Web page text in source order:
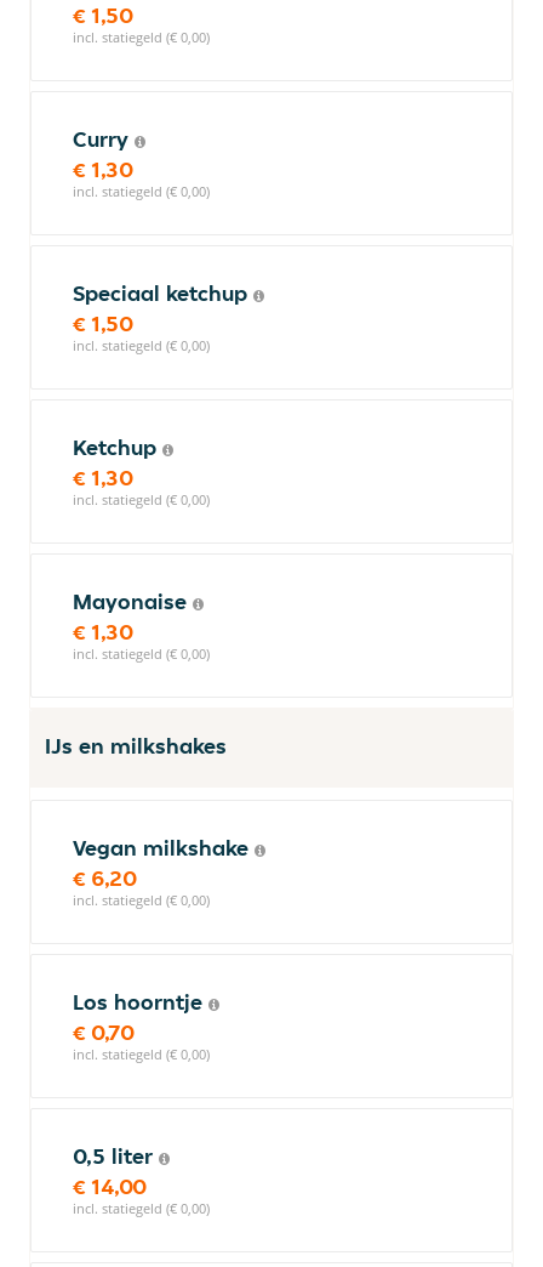
€ 1,50
incl. statiegeld (€ 0,00)
Curry
€ 1,30
incl. statiegeld (€ 0,00)
Speciaal ketchup
€ 1,50
incl. statiegeld (€ 0,00)
Ketchup
€ 1,30
incl. statiegeld (€ 0,00)
Mayonaise
€ 1,30
incl. statiegeld (€ 0,00)
IJs en milkshakes
Vegan milkshake
€ 6,20
incl. statiegeld (€ 0,00)
Los hoorntje
€ 0,70
incl. statiegeld (€ 0,00)
0,5 liter
€ 14,00
incl. statiegeld (€ 0,00)